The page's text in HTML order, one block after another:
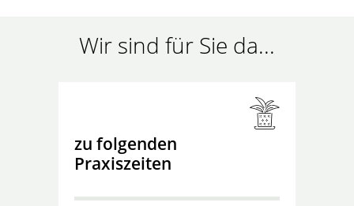
Wir sind für Sie da...
zu folgenden
Praxiszeiten